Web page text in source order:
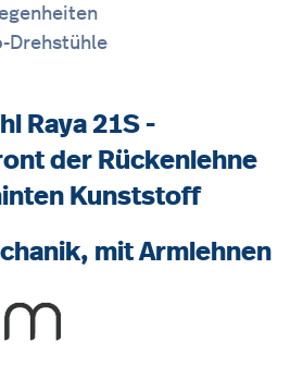
Drehstühle
Raya 21S -
der Rückenlehne
Kunststoff
mit Armlehnen